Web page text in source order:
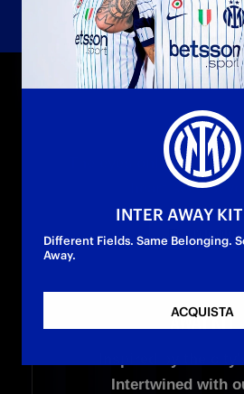
HOME KIT
The eyes only look at
heart sees
AWAY KIT
Intertwined with
INTER AWAY
Different Fields. Same Belonging.
Away.
ACQUISTA